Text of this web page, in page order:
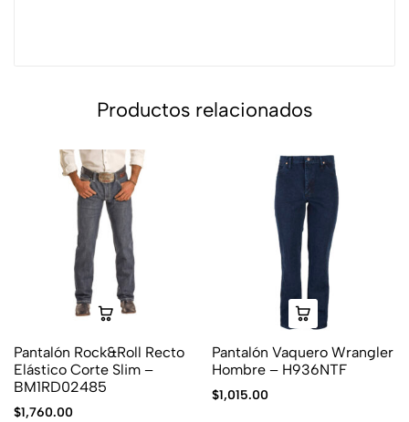
Productos relacionados
Pantalón Rock&Roll Recto
Elástico Corte Slim –
BM1RD02485
$1,760.00
Pantalón Vaquero Wrangler
Hombre – H936NTF
$1,015.00